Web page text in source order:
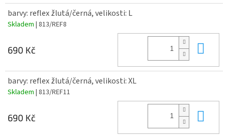
barvy: reflex žlutá/černá, velikosti: L
Skladem | 813/REF8
690 Kč
barvy: reflex žlutá/černá, velikosti: XL
Skladem | 813/REF11
690 Kč